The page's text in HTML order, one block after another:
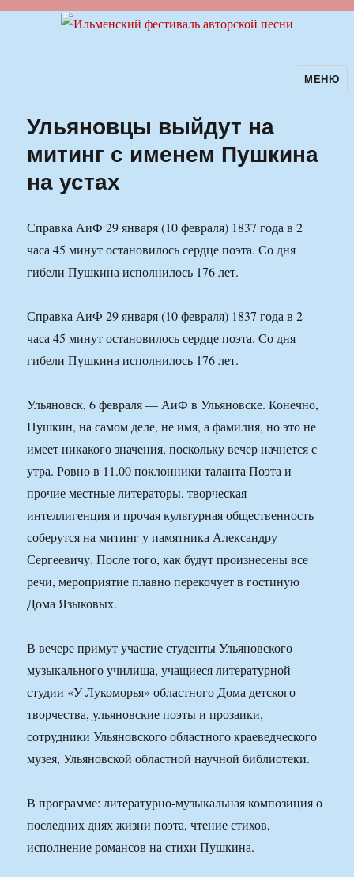
Ильменский фестиваль авторскойМЕНЮ
Ульяновцы выйдут на
митинг с именем Пушкина
на устах
Справка АиФ 29 января (10 февраля) 1837 года в 2
часа 45 минут остановилось сердце поэта. Со дня
гибели Пушкина исполнилось 176 лет.
Справка АиФ 29 января (10 февраля) 1837 года в 2
часа 45 минут остановилось сердце поэта. Со дня
гибели Пушкина исполнилось 176 лет.
Ульяновск, 6 февраля — АиФ в Ульяновске. Конечно,
Пушкин, на самом деле, не имя, а фамилия, но это не
имеет никакого значения, поскольку вечер начнется с
утра. Ровно в 11.00 поклонники таланта Поэта и
прочие местные литераторы, творческая
интеллигенция и прочая культурная общественность
соберутся на митинг у памятника Александру
Сергеевичу. После того, как будут произнесены все
речи, мероприятие плавно перекочует в гостиную
Дома Языковых.
В вечере примут участие студенты Ульяновского
музыкального училища, учащиеся литературной
студии «У Лукоморья» областного Дома детского
творчества, ульяновские поэты и прозаики,
сотрудники Ульяновского областного краеведческого
музея, Ульяновской областной научной библиотеки.
В программе: литературно-музыкальная композиция о
последних днях жизни поэта, чтение стихов,
исполнение романсов на стихи Пушкина.